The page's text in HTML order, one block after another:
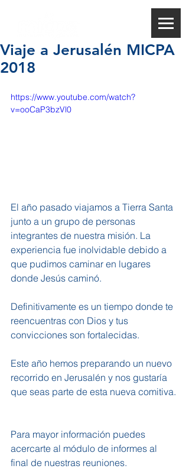
Viaje a Jerusalén MICPA
2018
https://www.youtube.com/watch?
v=ooCaP3bzVl0
El año pasado viajamos a Tierra Santa
junto a un grupo de personas
integrantes de nuestra misión. La
experiencia fue inolvidable debido a
que pudimos caminar en lugares
donde Jesús caminó.
Definitivamente es un tiempo donde te
reencuentras con Dios y tus
convicciones son fortalecidas.
Este año hemos preparando un nuevo
recorrido en Jerusalén y nos gustaría
que seas parte de esta nueva comitiva.
Para mayor información puedes
acercarte al módulo de informes al
final de nuestras reuniones.